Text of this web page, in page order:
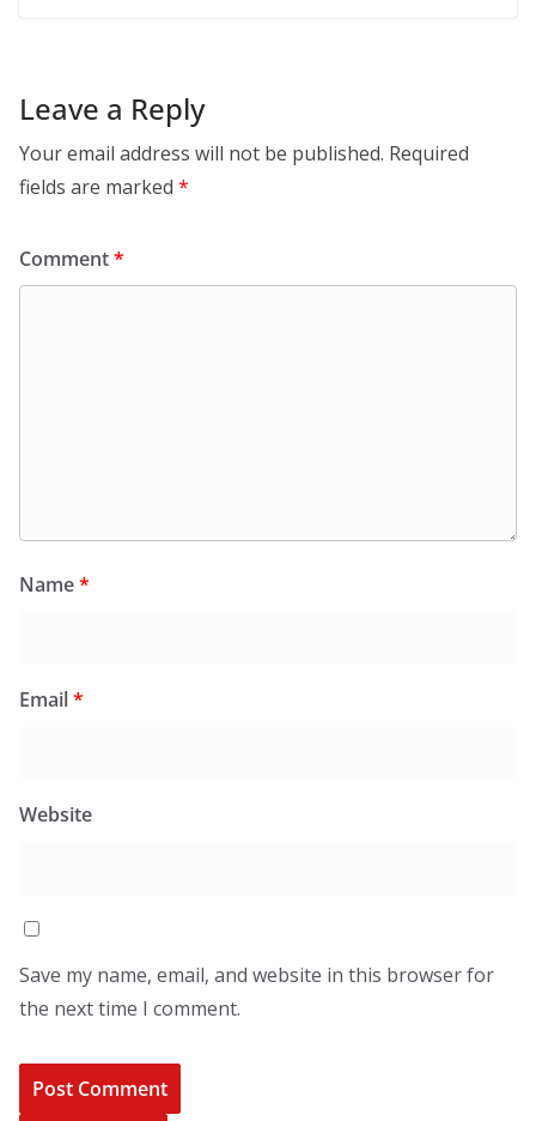
Leave a Reply
Your email address will not be published. Required
fields are marked *
Comment*
Name*
Email*
Website
Save my name, email, and website in this browser for
the next time I comment.